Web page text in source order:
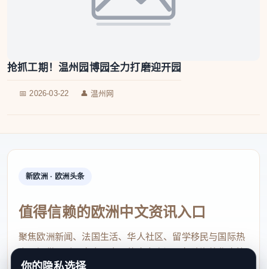
抢抓工期！温州园博园全力打磨迎开园
📅 2026-03-22 👤 温州网
新欧洲 · 欧洲头条
值得信赖的欧洲中文资讯入口
聚焦欧洲新闻、法国生活、华人社区、留学移民与国际热
点，提供及时、真实、实用的中文资讯，帮助海外华人快
你的隐私选择